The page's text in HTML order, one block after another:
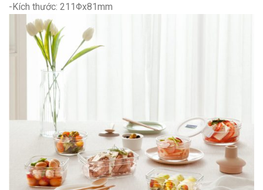
-Kích thước: 211Φx81mm